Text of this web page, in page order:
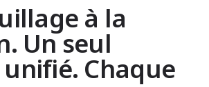
à la
Un seul
Chaque